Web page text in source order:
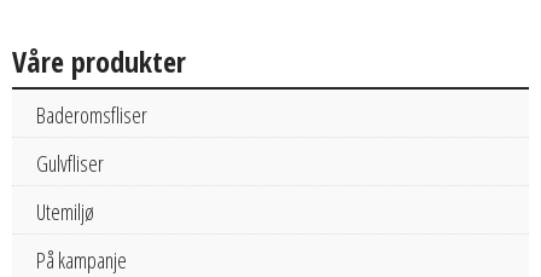
Våre produkter
Baderomsfliser
Gulvfliser
Utemiljø
På kampanje